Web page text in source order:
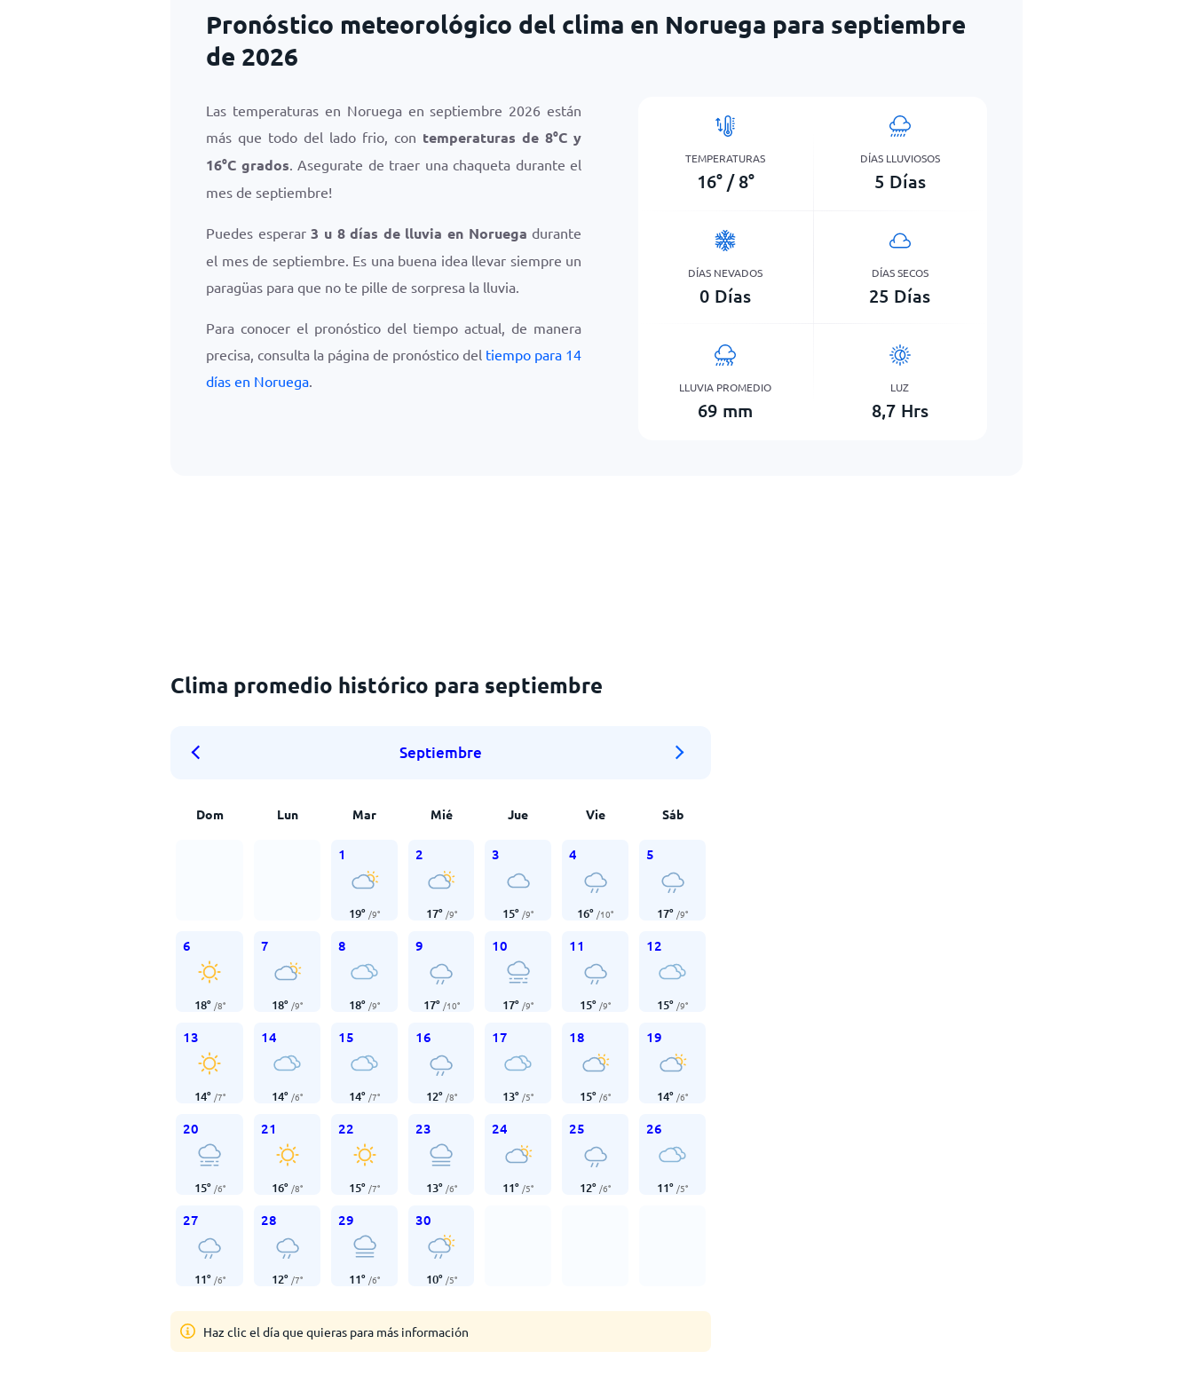
Pronóstico meteorológico del clima en Noruega para septiembre
de 2026
Las temperaturas en Noruega en septiembre 2026 están
más que todo del lado frio, con temperaturas de8°C y
16°C grados. Asegurate de traer una chaqueta durante el
mes de septiembre!
Puedes esperar3 u 8 días de lluvia en Noruega durante
el mes de septiembre. Es una buena idea llevar siempre un
paragüas para que no te pille de sorpresa la lluvia.
Para conocer el pronóstico del tiempo actual, de manera
precisa, consulta la página de pronóstico del tiempo para 14
días en Noruega.
TEMPERATURAS
16° / 8°
DÍAS LLUVIOSOS
5 Días
DÍAS NEVADOS
0 Días
DÍAS SECOS
25 Días
LLUVIA PROMEDIO
69 mm
LUZ
8,7 Hrs
Clima promedio histórico para septiembre
Septiembre
Dom Lun Mar Mié Jue Vie Sáb
1
19° /9°
2
17° /9°
3
15° /9°
4
16° /10°
5
17° /9°
6
18° /8°
7
18° /9°
8
18° /9°
9
17° /10°
10
17° /9°
11
15° /9°
12
15° /9°
13
14° /7°
14
14° /6°
15
14° /7°
16
12° /8°
17
13° /5°
18
15° /6°
19
14° /6°
20
15° /6°
21
16° /8°
22
15° /7°
23
13° /6°
24
11° /5°
25
12° /6°
26
11° /5°
27
11° /6°
28
12° /7°
29
11° /6°
30
10° /5°
Haz clic el día que quieras para más información